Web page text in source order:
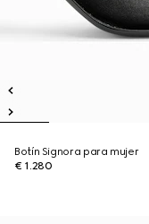
Botín Signora para mujer
€ 1.280